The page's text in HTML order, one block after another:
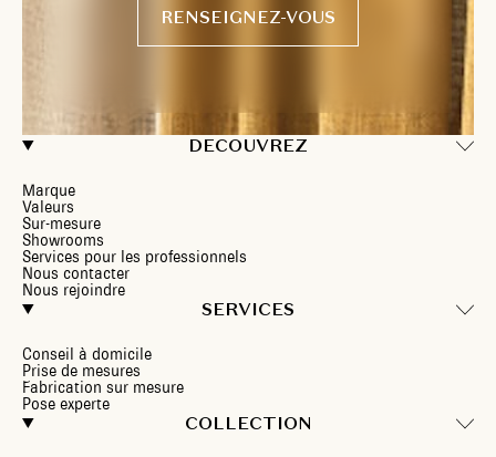
DECOUVREZ
Marque
Valeurs
Sur-mesure
Showrooms
Services pour les professionnels
Nous contacter
Nous rejoindre
SERVICES
Conseil à domicile
Prise de mesures
Fabrication sur mesure
Pose experte
COLLECTION
RENSEIGNEZ-VOUS